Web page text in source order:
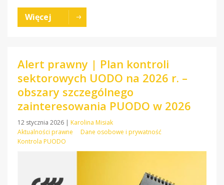
Więcej
Alert prawny | Plan kontroli
sektorowych UODO na 2026 r. –
obszary szczególnego
zainteresowania PUODO w 2026
12 stycznia 2026 | Karolina Misiak
Aktualności prawne
Dane osobowe i prywatność
Kontrola PUODO